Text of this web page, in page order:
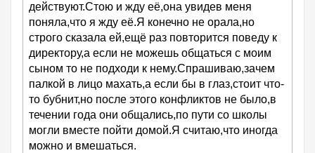
действуют.Стою и жду её,она увидев меня
поняла,что я жду её.Я конечно не орала,но
строго сказала ей,ещё раз повторится поведу к
директору,а если не можешь общаться с моим
сыном то не подходи к нему.Спрашиваю,зачем
палкой в лицо махать,а если бы в глаз,стоит что-
то бубнит,но после этого конфликтов не было,в
течении года они общались,по пути со школы
могли вместе пойти домой.Я считаю,что иногда
можно и вмешаться.